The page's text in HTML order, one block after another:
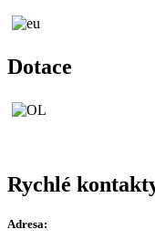
Dotace
Rychlé
Adresa: